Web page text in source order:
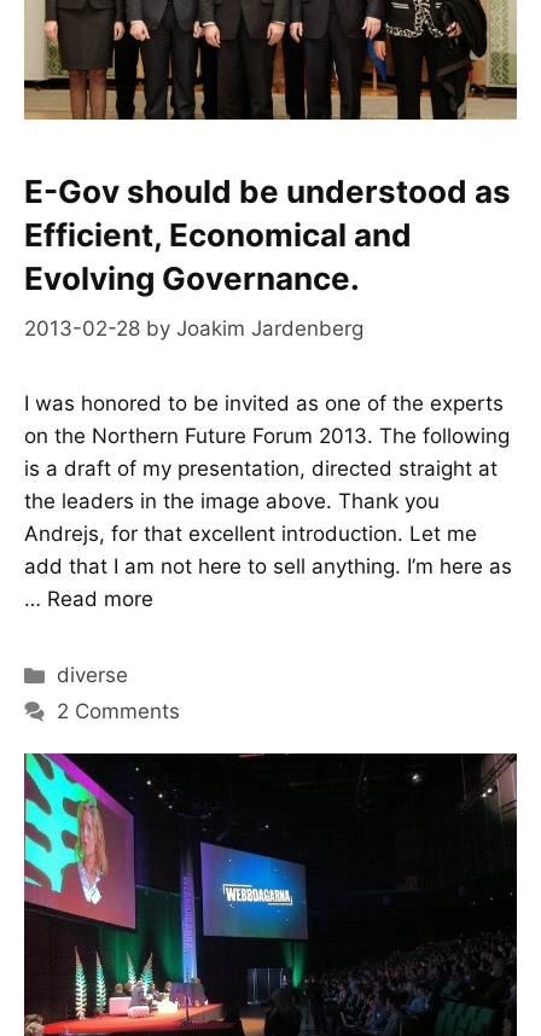
E-Gov should be understood as
Efficient, Economical and
Evolving Governance.
2013-02-28 by Joakim Jardenberg
I was honored to be invited as one of the experts
on the Northern Future Forum 2013. The following
is a draft of my presentation, directed straight at
the leaders in the image above. Thank you
Andrejs, for that excellent introduction. Let me
add that I am not here to sell anything. I’m here as
… Read more
Categories
diverse
2 Comments